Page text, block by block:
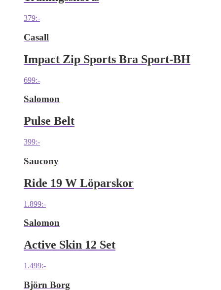
379:-
Casall
Impact Zip Sports Bra Sport-BH
699:-
Salomon
Pulse Belt
399:-
Saucony
Ride 19 W Löparskor
1.899:-
Salomon
Active Skin 12 Set
1.499:-
Björn Borg